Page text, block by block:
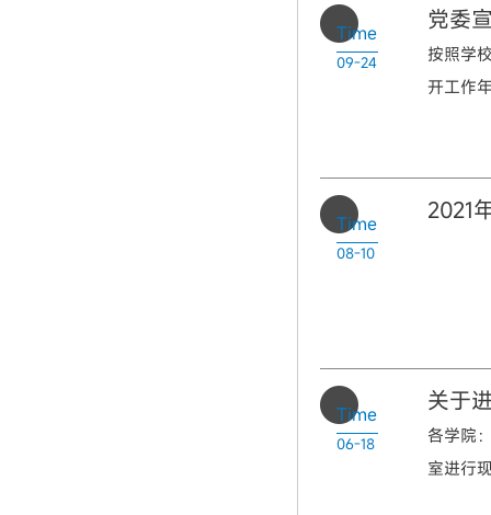
Time
09-24
党委
按照学
开工作
Time
08-10
2021
Time
06-18
关于
各学院
室进行